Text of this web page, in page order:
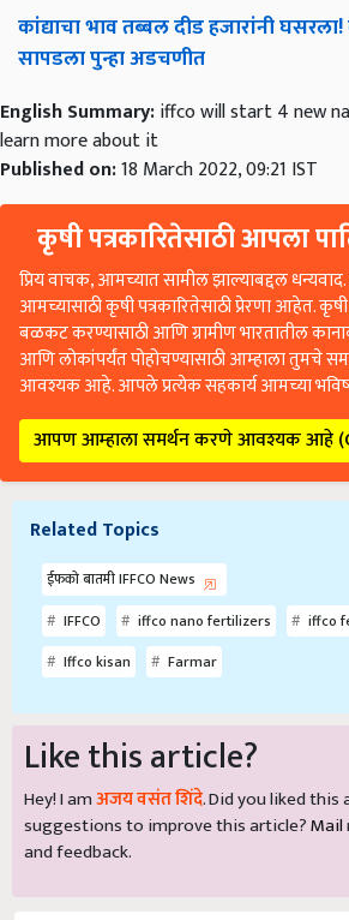
कांद्याचा भाव तब्बल दीड हजारांनी
सापडला पुन्हा अडचणीत
English Summary:iffco will start 4 new
learn more about it
Published on:18 March 2022, 09:21 IST
कृषी पत्रकारितेसाठी आपला
प्रिय वाचक, आमच्यात सामील झाल्याबद्दल
आमच्यासाठी कृषी पत्रकारितेसाठी प्रेरणा आहेत.
बळकट करण्यासाठी आणि ग्रामीण भारतातील
आणि लोकांपर्यंत पोहोचण्यासाठी आम्हाला तुमचे
आवश्यक आहे. आपले प्रत्येक सहकार्य आमच्या
आपण आम्हाला समर्थन करणे आवश्यक आहे
Related Topics
ईफको बातमी IFFCO News
IFFCO
iffco nano fertilizers
iffco
Iffco kisan
Farmar
Like this article?
Hey! I amअजय वसंत शिंदे. Did you liked this
suggestions to improve this article?Mail
and feedback.